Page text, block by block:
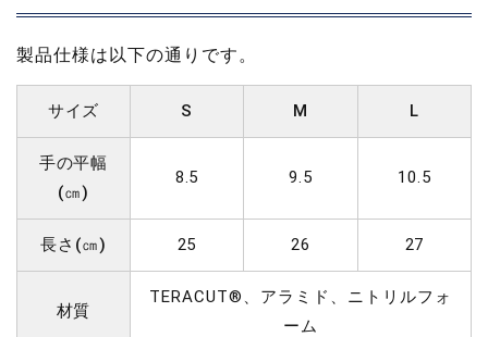
製品仕様は以下の通りです。
サイズ S M L
手の平幅
(㎝)
8.5 9.5 10.5
長さ(㎝) 25 26 27
材質
TERACUT®、アラミド、ニトリルフォ
ーム